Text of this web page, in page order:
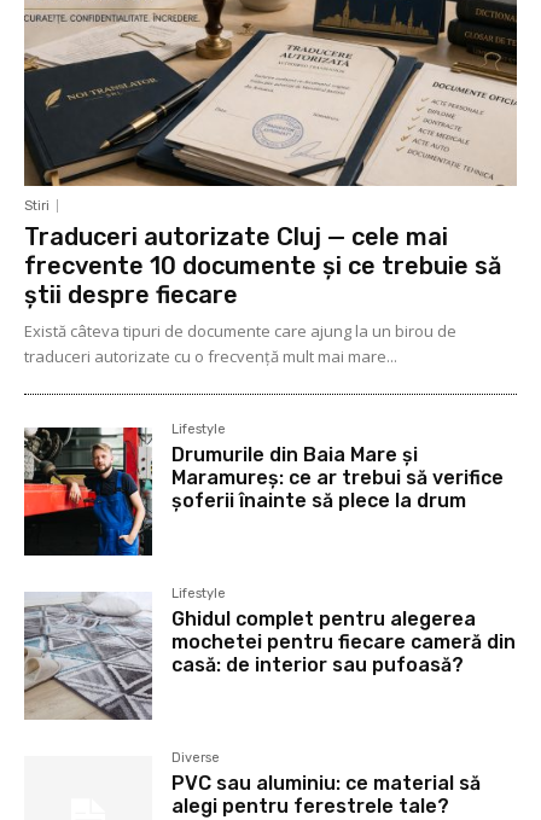
Stiri
Traduceri autorizate Cluj — cele mai
frecvente 10 documente și ce trebuie să
știi despre fiecare
Există câteva tipuri de documente care ajung la un birou de
traduceri autorizate cu o frecvență mult mai mare...
Lifestyle
Drumurile din Baia Mare și
Maramureș: ce ar trebui să verifice
șoferii înainte să plece la drum
Lifestyle
Ghidul complet pentru alegerea
mochetei pentru fiecare cameră din
casă: de interior sau pufoasă?
Diverse
PVC sau aluminiu: ce material să
alegi pentru ferestrele tale?